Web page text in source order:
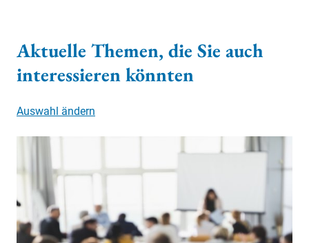
Aktuelle Themen, die Sie auch
interessieren könnten
Auswahl ändern